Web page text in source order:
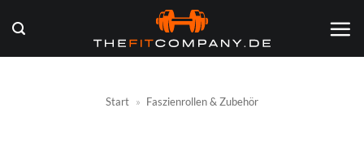
Inhalt
springen
Start » Faszienrollen & Zubehör